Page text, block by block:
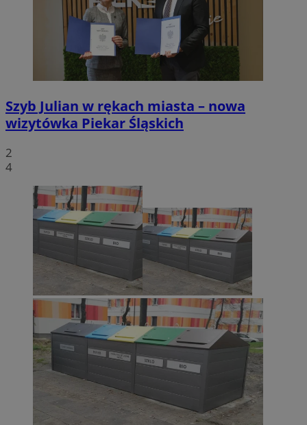
Szyb Julian w rękach miasta – nowa
wizytówka Piekar Śląskich
2
4